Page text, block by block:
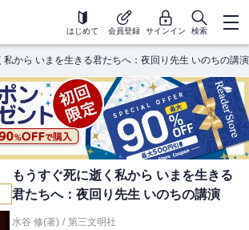
はじめて 会員登録 サインイン 検索
私から いまを生きる君たちへ：夜回り先生 いのちの講演
もうすぐ死に逝く私から いまを生きる
君たちへ：夜回り先生 いのちの講演
水谷 修(著) / 第三文明社